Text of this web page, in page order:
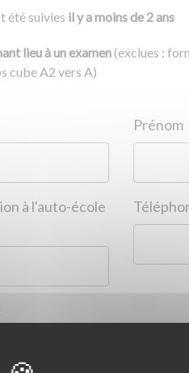
été suivies il y a moins de 2 ans
lieu à un examen(exclues :
cube A2 vers A)
à l'auto-école